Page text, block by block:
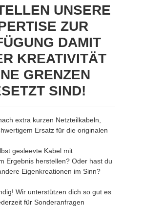
UNSERE
ZUR
DAMIT
KREATIVITÄT
GRENZEN
SIND!
extra kurzen Netzteilkabeln,
Ersatz für die originalen
gesleevte Kabel mit
Ergebnis herstellen? Oder hast du
Eigenkreationen im Sinn?
Wir unterstützen dich so gut es
für Sonderanfragen